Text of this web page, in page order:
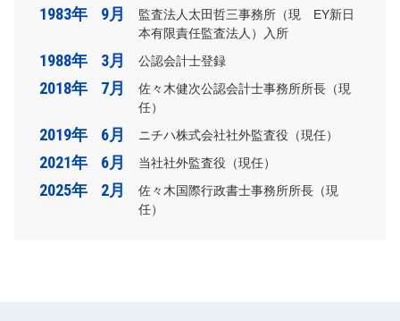
1983年 9月
監査法人太田哲三事務所（現 EY新日
本有限責任監査法人）入所
1988年 3月 公認会計士登録
2018年 7月
佐々木健次公認会計士事務所所長（現
任）
2019年 6月 ニチハ株式会社社外監査役（現任）
2021年 6月 当社社外監査役（現任）
2025年 2月
佐々木国際行政書士事務所所長（現
任）